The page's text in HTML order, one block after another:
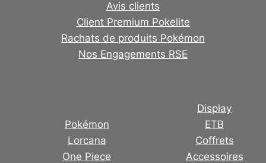
Avis clients
Client Premium Pokelite
Rachats de produits Pokémon
Nos Engagements RSE
Pokémon
Lorcana
One Piece
Display
ETB
Coffrets
Accessoires